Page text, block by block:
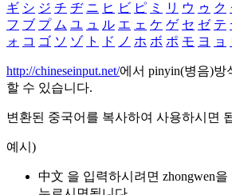
ギ シ ジ チ ヂ ニ ヒ ビ ピ ミ リ ウ ゥ ク
フ ブ プ ム ユ ュ ル エ ェ ケ ゲ セ ゼ テ
ォ コ ゴ ソ ゾ ト ド ノ ホ ボ ポ モ ヨ ョ
http://chineseinput.net/에서 pinyin(병음)방
할 수 있습니다.
변환된 중국어를 복사하여 사용하시면
예시)
中文 을 입력하시려면 zhongwen을